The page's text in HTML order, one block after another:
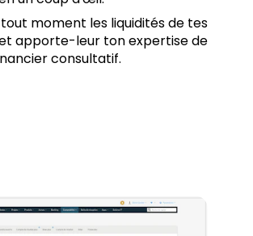
moment les liquidités de tes
apporte-leur ton expertise de
consultatif.